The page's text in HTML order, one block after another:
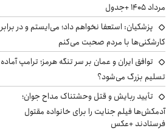
مرداد ۱۴۰۵ +جدول
پزشکیان: استعفا نخواهم داد؛ می‌ایستم و در برابر
کارشکنی‌ها با مردم صحبت می‌کنم
توافق ایران و عمان بر سر تنگه هرمز؛ ترامپ آماده
تسلیم بزرگ می‌شود؟
تأیید ربایش و قتل وحشتناک مداح جوان؛
آدمکش‌ها فیلم جنایت را برای خانواده مقتول
فرستادند +عکس